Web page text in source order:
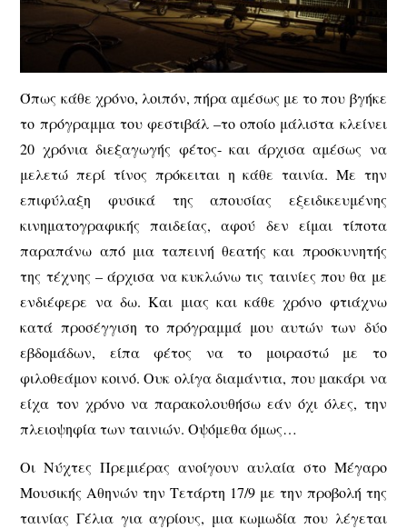
Όπως κάθε χρόνο, λοιπόν, πήρα αμέσως με το που βγήκε
το πρόγραμμα του φεστιβάλ –το οποίο μάλιστα κλείνει
20 χρόνια διεξαγωγής φέτος- και άρχισα αμέσως να
μελετώ περί τίνος πρόκειται η κάθε ταινία. Με την
επιφύλαξη φυσικά της απουσίας εξειδικευμένης
κινηματογραφικής παιδείας, αφού δεν είμαι τίποτα
παραπάνω από μια ταπεινή θεατής και προσκυνητής
της τέχνης – άρχισα να κυκλώνω τις ταινίες που θα με
ενδιέφερε να δω. Και μιας και κάθε χρόνο φτιάχνω
κατά προσέγγιση το πρόγραμμά μου αυτών των δύο
εβδομάδων, είπα φέτος να το μοιραστώ με το
φιλοθεάμον κοινό. Ουκ ολίγα διαμάντια, που μακάρι να
είχα τον χρόνο να παρακολουθήσω εάν όχι όλες, την
πλειοψηφία των ταινιών. Οψόμεθα όμως…
Οι Νύχτες Πρεμιέρας ανοίγουν αυλαία στο Μέγαρο
Μουσικής Αθηνών την Τετάρτη 17/9 με την προβολή της
ταινίας Γέλια για αγρίους, μια κωμωδία που λέγεται